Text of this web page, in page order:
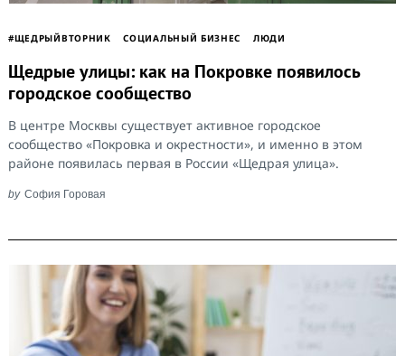
#ЩЕДРЫЙВТОРНИК CОЦИАЛЬНЫЙ БИЗНЕС ЛЮДИ
Щедрые улицы: как на Покровке появилось
городское сообщество
В центре Москвы существует активное городское
сообщество «Покровка и окрестности», и именно в этом
районе появилась первая в России «Щедрая улица».
by София Горовая